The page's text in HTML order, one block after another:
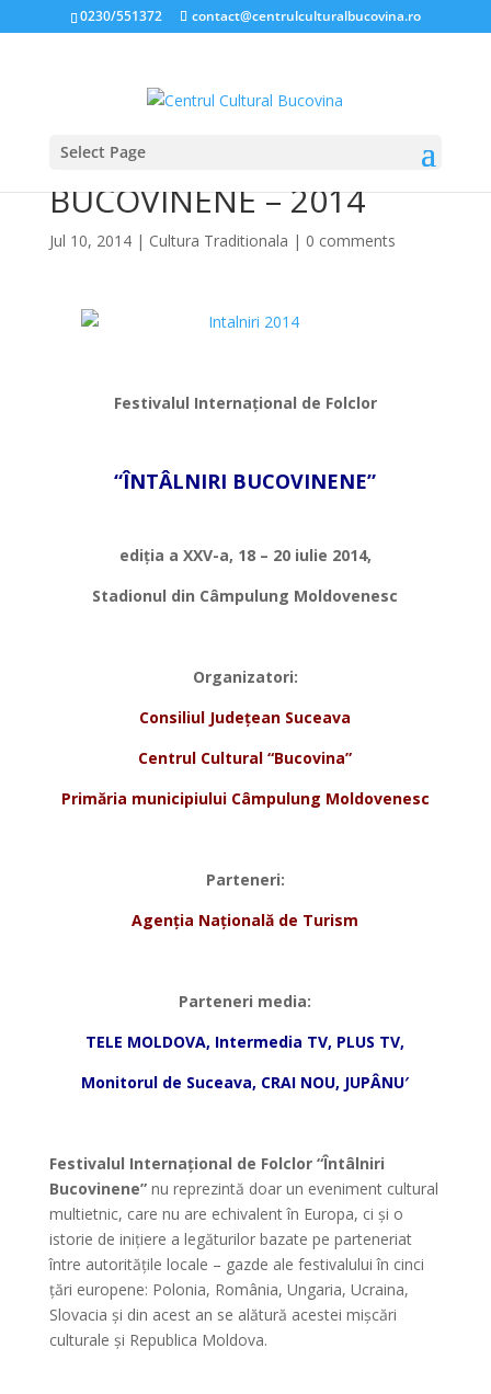
0230/551372 contact@centrulculturalbucovina.ro
Select Page
Programul ÎNTÂLNIRI
BUCOVINENE – 2014
Jul 10, 2014| Cultura Traditionala | 0 comments
Festivalul Internațional de Folclor
“ÎNTÂLNIRI BUCOVINENE”
ediția a XXV-a, 18 – 20 iulie 2014,
Stadionul din Câmpulung Moldovenesc
Organizatori:
Consiliul Județean Suceava
Centrul Cultural “Bucovina”
Primăria municipiului Câmpulung Moldovenesc
Parteneri:
Agenția Națională de Turism
Parteneri media:
TELE MOLDOVA, Intermedia TV, PLUS TV,
Monitorul de Suceava, CRAI NOU, JUPÂNU′
Festivalul Internațional de Folclor “Întâlniri
Bucovinene”nu reprezintă doar un eveniment cultural
multietnic, care nu are echivalent în Europa, ci și o
istorie de inițiere a legăturilor bazate pe parteneriat
între autoritățile locale – gazde ale festivalului în cinci
țări europene: Polonia, România, Ungaria, Ucraina,
Slovacia și din acest an se alătură acestei mișcări
culturale și Republica Moldova.